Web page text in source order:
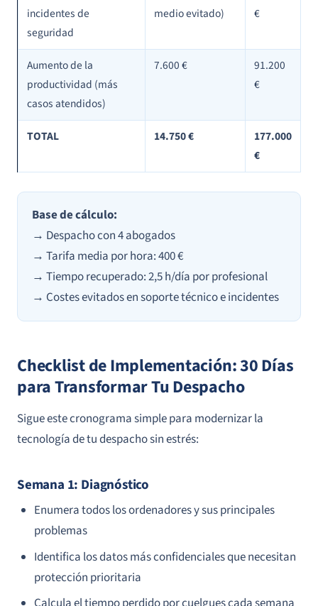
incidentes de
seguridad
medio evitado)
€
Aumento de la
productividad (más
casos atendidos)
7.600 €
91.200
€
TOTAL 14.750 €
177.000
€
Base de cálculo:
→ Despacho con 4 abogados
→ Tarifa media por hora: 400 €
→ Tiempo recuperado: 2,5 h/día por profesional
→ Costes evitados en soporte técnico e incidentes
Checklist de Implementación: 30 Días
para Transformar Tu Despacho
Sigue este cronograma simple para modernizar la
tecnología de tu despacho sin estrés:
Semana 1: Diagnóstico
Enumera todos los ordenadores y sus principales
problemas
Identifica los datos más confidenciales que necesitan
protección prioritaria